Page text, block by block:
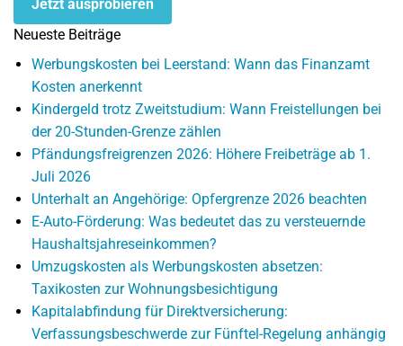
Jetzt ausprobieren
Neueste Beiträge
Werbungskosten bei Leerstand: Wann das Finanzamt
Kosten anerkennt
Kindergeld trotz Zweitstudium: Wann Freistellungen bei
der 20-Stunden-Grenze zählen
Pfändungsfreigrenzen 2026: Höhere Freibeträge ab 1.
Juli 2026
Unterhalt an Angehörige: Opfergrenze 2026 beachten
E-Auto-Förderung: Was bedeutet das zu versteuernde
Haushaltsjahreseinkommen?
Umzugskosten als Werbungskosten absetzen:
Taxikosten zur Wohnungsbesichtigung
Kapitalabfindung für Direktversicherung:
Verfassungsbeschwerde zur Fünftel-Regelung anhängig